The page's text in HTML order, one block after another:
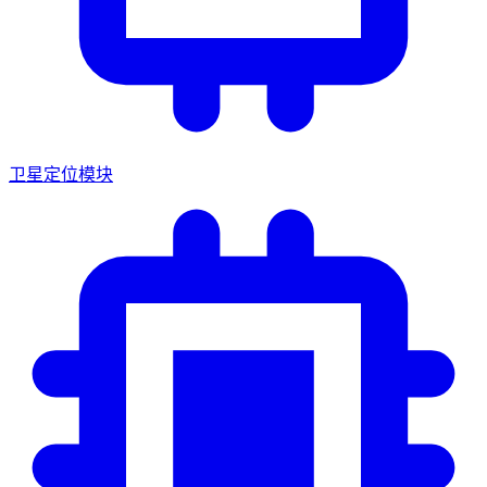
卫星定位模块